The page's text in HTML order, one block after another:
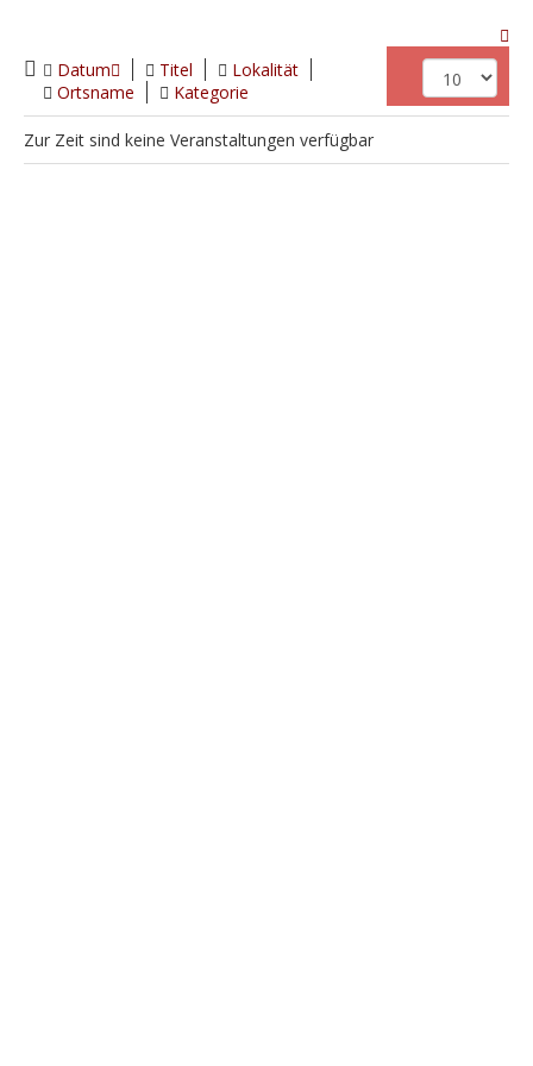
Datum Titel
Lokalität
Ortsname
Kategorie
Zur Zeit sind keine Veranstaltungen verfügbar